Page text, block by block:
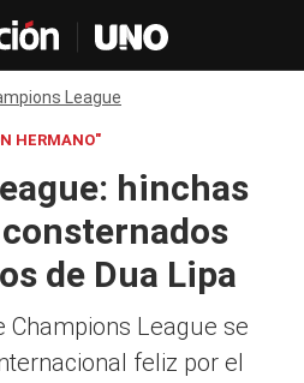
League
HERMANO"
hinchas
de Dua Lipa
Champions League se
feliz por el